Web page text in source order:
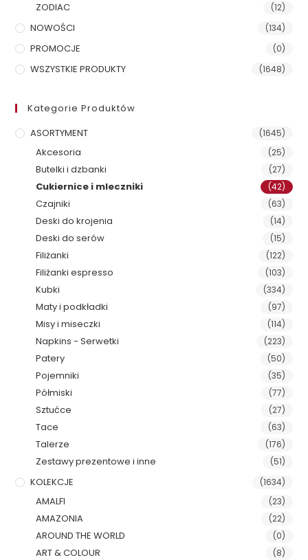
ZODIAC (12)
NOWOŚCI (134)
PROMOCJE (0)
WSZYSTKIE PRODUKTY (1648)
Kategorie Produktów
ASORTYMENT
(1645)
Akcesoria (25)
Butelki i dzbanki (27)
Cukiernice i mleczniki (42)
Czajniki (63)
Deski do krojenia (14)
Deski do serów (15)
Filiżanki (122)
Filiżanki espresso (103)
Kubki (334)
Maty i podkładki (97)
Misy i miseczki (114)
Napkins - Serwetki (223)
Patery (50)
Pojemniki (35)
Półmiski (77)
Sztućce (27)
Tace (63)
Talerze (176)
Zestawy prezentowe i inne (51)
KOLEKCJE (1634)
AMALFI (23)
AMAZONIA (22)
AROUND THE WORLD (0)
ART & COLOUR (8)